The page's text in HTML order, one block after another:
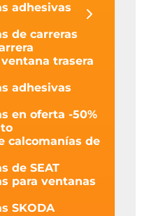
adhesivas
de carreras
trasera
adhesivas
en oferta -50%
calcomanías de
de SEAT
para ventanas
SKODA